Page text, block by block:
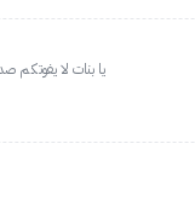
يا بنات لا يفوتكم